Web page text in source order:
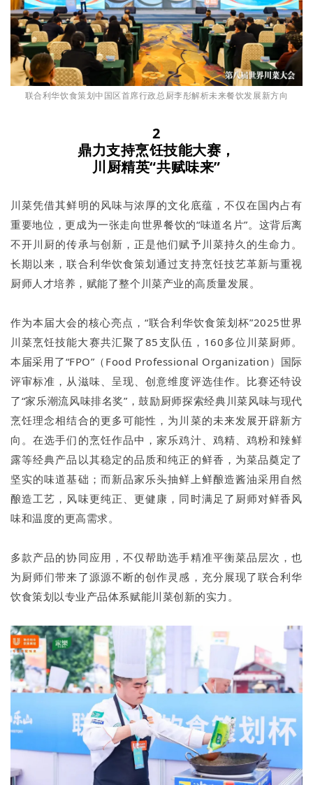
联合利华饮食策划中国区首席行政总厨李彤解析未来餐饮发展新方向
2
鼎力支持烹饪技能大赛，
川厨精英“共赋味来”
川菜凭借其鲜明的风味与浓厚的文化底蕴，不仅在国内占有
重要地位，更成为一张走向世界餐饮的“味道名片”。这背后离
不开川厨的传承与创新，正是他们赋予川菜持久的生命力。
长期以来，联合利华饮食策划通过支持烹饪技艺革新与重视
厨师人才培养，赋能了整个川菜产业的高质量发展。
作为本届大会的核心亮点，“联合利华饮食策划杯”2025世界
川菜烹饪技能大赛共汇聚了85支队伍，160多位川菜厨师。
本届采用了“FPO”（Food Professional Organization）国际
评审标准，从滋味、呈现、创意维度评选佳作。比赛还特设
了“家乐潮流风味排名奖”，鼓励厨师探索经典川菜风味与现代
烹饪理念相结合的更多可能性，为川菜的未来发展开辟新方
向。在选手们的烹饪作品中，家乐鸡汁、鸡精、鸡粉和辣鲜
露等经典产品以其稳定的品质和纯正的鲜香，为菜品奠定了
坚实的味道基础；而新品家乐头抽鲜上鲜酿造酱油采用自然
酿造工艺，风味更纯正、更健康，同时满足了厨师对鲜香风
味和温度的更高需求。
多款产品的协同应用，不仅帮助选手精准平衡菜品层次，也
为厨师们带来了源源不断的创作灵感，充分展现了联合利华
饮食策划以专业产品体系赋能川菜创新的实力。